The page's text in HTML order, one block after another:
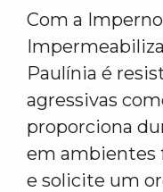
Com a
Paulínia é
agressivas
proporciona
em ambientes
e solicite um